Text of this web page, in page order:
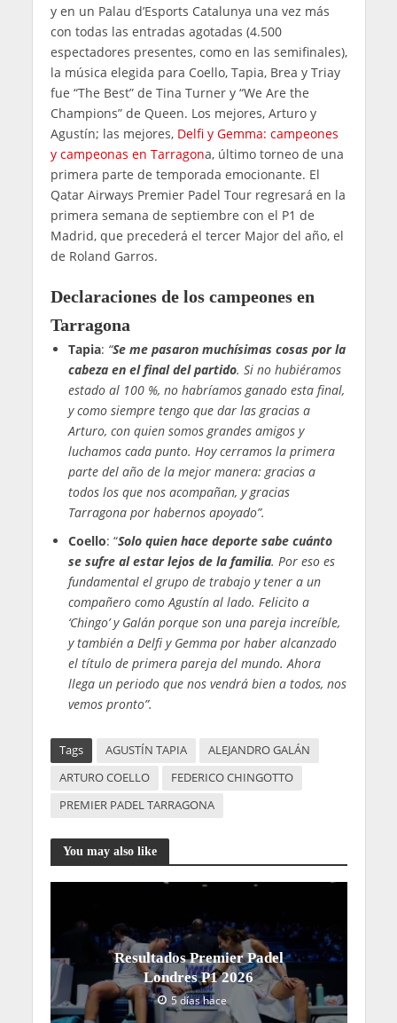
y en un Palau d’Esports Catalunya una vez más
con todas las entradas agotadas (4.500
espectadores presentes, como en las semifinales),
la música elegida para Coello, Tapia, Brea y Triay
fue “The Best” de Tina Turner y “We Are the
Champions” de Queen. Los mejores, Arturo y
Agustín; las mejores, Delfi y Gemma: campeones
y campeonas en Tarragona, último torneo de una
primera parte de temporada emocionante. El
Qatar Airways Premier Padel Tour regresará en la
primera semana de septiembre con el P1 de
Madrid, que precederá el tercer Major del año, el
de Roland Garros.
Declaraciones de los campeones en
Tarragona
Tapia: “Se me pasaron muchísimas cosas por la
cabeza en el final del partido. Si no hubiéramos
estado al 100 %, no habríamos ganado esta final,
y como siempre tengo que dar las gracias a
Arturo, con quien somos grandes amigos y
luchamos cada punto. Hoy cerramos la primera
parte del año de la mejor manera: gracias a
todos los que nos acompañan, y gracias
Tarragona por habernos apoyado”.
Coello: “Solo quien hace deporte sabe cuánto
se sufre al estar lejos de la familia. Por eso es
fundamental el grupo de trabajo y tener a un
compañero como Agustín al lado. Felicito a
‘Chingo’ y Galán porque son una pareja increíble,
y también a Delfi y Gemma por haber alcanzado
el título de primera pareja del mundo. Ahora
llega un periodo que nos vendrá bien a todos, nos
vemos pronto”.
Tags AGUSTÍN TAPIA
ALEJANDRO GALÁN
ARTURO COELLO
FEDERICO CHINGOTTO
PREMIER PADEL TARRAGONA
You may also like
Resultados Premier Padel
Londres P1 2026
5 días hace